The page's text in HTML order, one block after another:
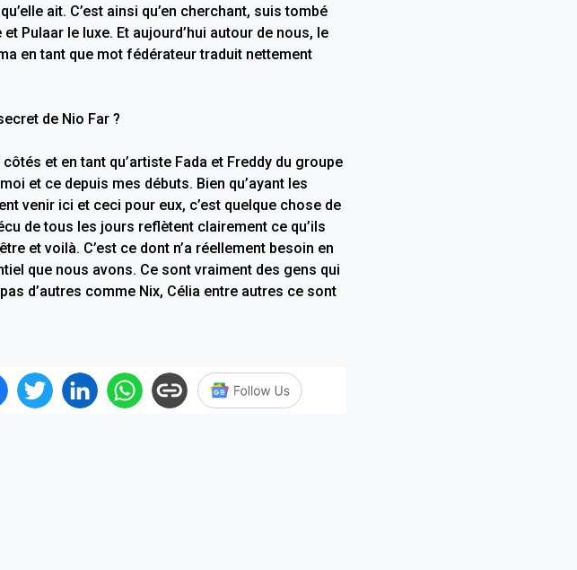
ait. C’est ainsi qu’en cherchant, suis tombé
Pulaar le luxe. Et aujourd’hui autour de nous, le
en tant que mot fédérateur traduit nettement
de Nio Far ?
et en tant qu’artiste Fada et Freddy du groupe
et ce depuis mes débuts. Bien qu’ayant les
venir ici et ceci pour eux, c’est quelque chose de
de tous les jours reflètent clairement ce qu’ils
et voilà. C’est ce dont n’a réellement besoin en
que nous avons. Ce sont vraiment des gens qui
d’autres comme Nix, Célia entre autres ce sont